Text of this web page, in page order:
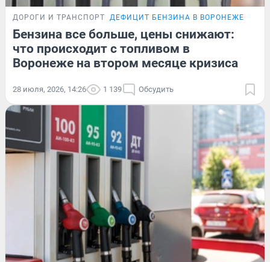
ДОРОГИ И ТРАНСПОРТ ДЕФИЦИТ БЕНЗИНА В ВОРОНЕЖЕ
Бензина все больше, цены снижают:
что происходит с топливом в
Воронеже на втором месяце кризиса
28 июля, 2026, 14:26 1 139 Обсудить